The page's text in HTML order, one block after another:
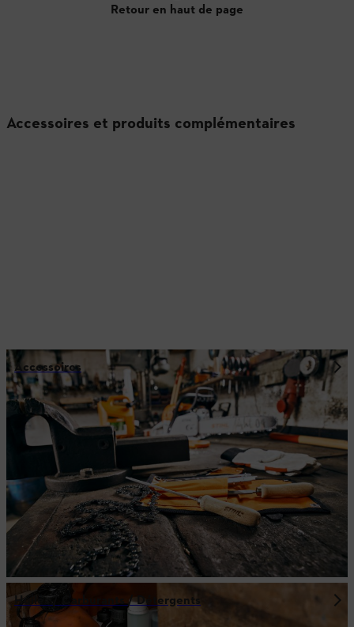
Retour en haut de page
Accessoires et produits complémentaires
Accessoires
Huiles / Carburants / Détergents